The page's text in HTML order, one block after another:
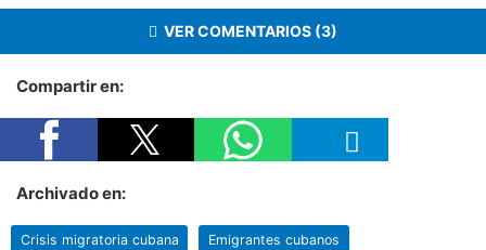
VER COMENTARIOS (3)
Compartir en:
Archivado en:
Crisis migratoria cubana Emigrantes cubanos